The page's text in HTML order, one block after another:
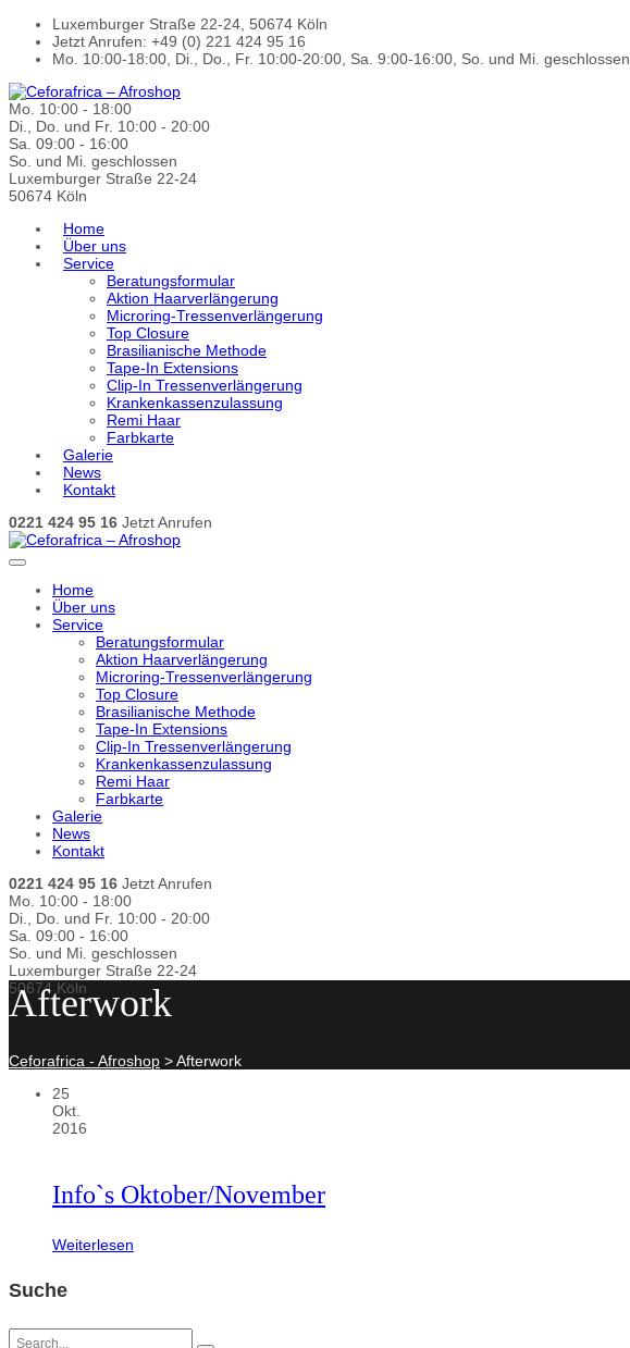
Luxemburger Straße 22-24, 50674 Köln
Jetzt Anrufen: +49 (0) 221 424 95 16
Mo. 10:00-18:00, Di., Do., Fr. 10:00-20:00, Sa. 9:00-16:00, So. und Mi. geschlossen
Mo. 10:00 - 18:00
Di., Do. und Fr. 10:00 - 20:00
Sa. 09:00 - 16:00
So. und Mi. geschlossen
Luxemburger Straße 22-24
50674 Köln
Home
Über uns
Service
Beratungsformular
Aktion Haarverlängerung
Microring-Tressenverlängerung
Top Closure
Brasilianische Methode
Tape-In Extensions
Clip-In Tressenverlängerung
Krankenkassenzulassung
Remi Haar
Farbkarte
Galerie
News
Kontakt
0221 424 95 16 Jetzt Anrufen
Home
Über uns
Service
Beratungsformular
Aktion Haarverlängerung
Microring-Tressenverlängerung
Top Closure
Brasilianische Methode
Tape-In Extensions
Clip-In Tressenverlängerung
Krankenkassenzulassung
Remi Haar
Farbkarte
Galerie
News
Kontakt
0221 424 95 16 Jetzt Anrufen
Mo. 10:00 - 18:00
Di., Do. und Fr. 10:00 - 20:00
Sa. 09:00 - 16:00
So. und Mi. geschlossen
Luxemburger Straße 22-24
50674 Köln
Afterwork
Ceforafrica - Afroshop >Afterwork
25
Okt.
2016
Info`s Oktober/November
Weiterlesen
Suche